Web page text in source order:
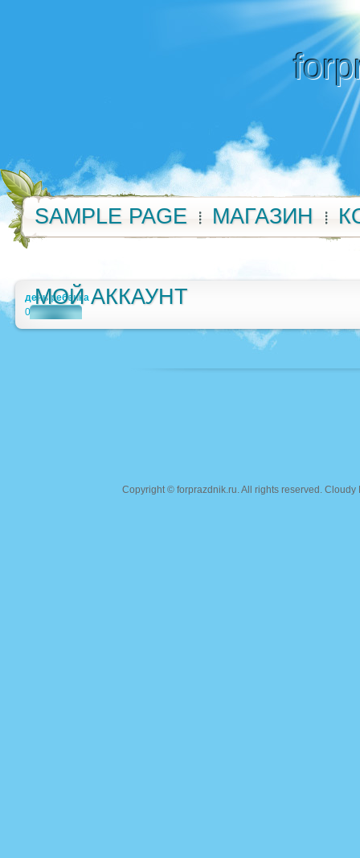
SAMPLE PAGE МАГАЗИН
МОЙ АККАУНТ
день ребенка
0
Copyright © forprazdnik.ru. All rights reserved.